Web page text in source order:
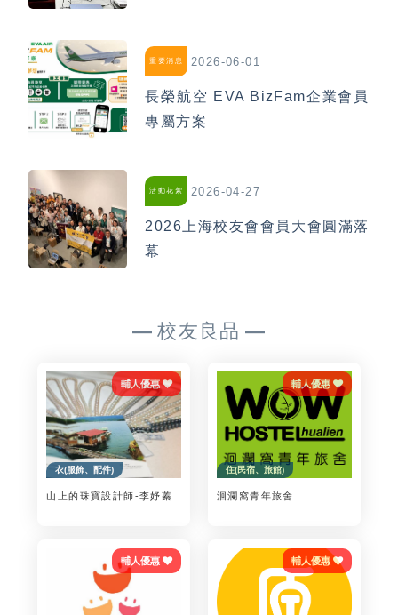
重要消息 2026-06-01
長榮航空 EVA BizFam企業會員
專屬方案
活動花絮 2026-04-27
2026上海校友會會員大會圓滿落
幕
校友良品
衣(服飾、配件)
輔人優惠
山上的珠寶設計師-李妤蓁
住(民宿、旅館)
輔人優惠
洄瀾窩青年旅舍
輔人優惠 輔人優惠